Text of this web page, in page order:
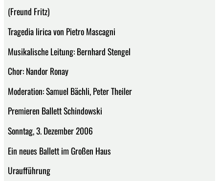
(Freund Fritz)
Tragedia lirica von Pietro Mascagni
Musikalische Leitung: Bernhard Stengel
Chor: Nandor Ronay
Moderation: Samuel Bächli, Peter Theiler
Premieren Ballett Schindowski
Sonntag, 3. Dezember 2006
Ein neues Ballett im Großen Haus
Uraufführung